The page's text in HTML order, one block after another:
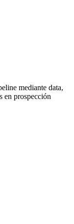
mediante data,
en prospección